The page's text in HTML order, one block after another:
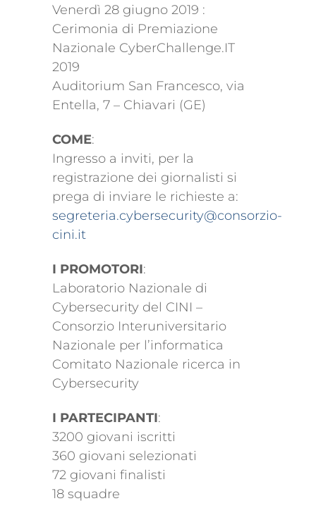
Venerdì 28 giugno 2019 :
Cerimonia di Premiazione
Nazionale CyberChallenge.IT
2019
Auditorium San Francesco, via
Entella, 7 – Chiavari (GE)
COME:
Ingresso a inviti, per la
registrazione dei giornalisti si
prega di inviare le richieste a:
segreteria.cybersecurity@consorzio-
cini.it
I PROMOTORI:
Laboratorio Nazionale di
Cybersecurity del CINI –
Consorzio Interuniversitario
Nazionale per l’informatica
Comitato Nazionale ricerca in
Cybersecurity
I PARTECIPANTI:
3200 giovani iscritti
360 giovani selezionati
72 giovani finalisti
18 squadre